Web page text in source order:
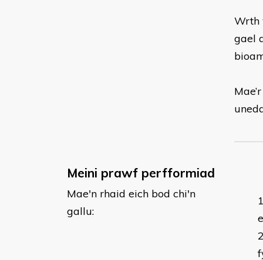
Wrth
gael
Meini prawf perfformiad
Mae'n rhaid eich bod chi'n
gallu: